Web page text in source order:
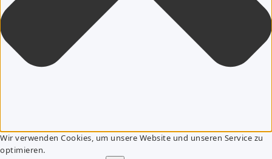
Wir verwenden Cookies, um unsere Website und unseren Service zu
optimieren.